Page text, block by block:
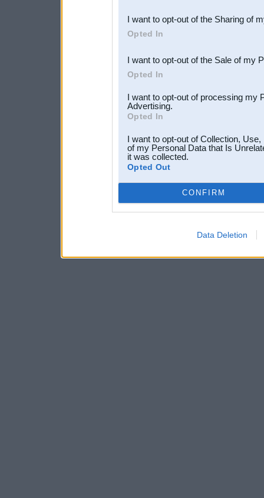
Downstream Participants
third parties.
I want to opt-out of the Sharing of
Opted In
I want to opt-out of the Sale of my
Opted In
I want to opt-out of processing my
Advertising.
Opted In
I want to opt-out of Collection,
of my Personal Data that Is
it was collected.
Opted Out
CONFIRM
Data Deletion